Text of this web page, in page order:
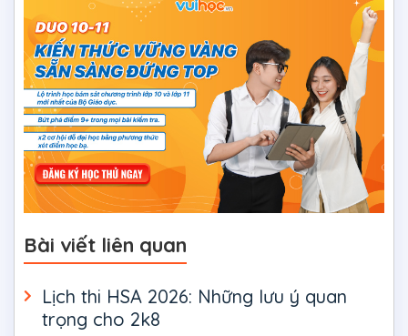
Bài viết liên quan
Lịch thi HSA 2026: Những lưu ý quan
trọng cho 2k8